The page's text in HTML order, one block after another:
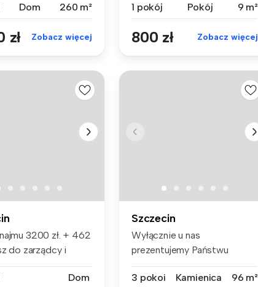
Dom 260 m²
zł Zobacz więcej
1 pokój
Pokój 9 m²
800 zł Zobacz więcej
3200 zł. + 462
do zarządcy i
Dom
Szczecin
Wyłącznie u nas
prezentujemy Państwu
3 pokoi
Kamienica 96 m²